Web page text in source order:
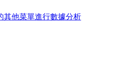
其他菜單進行數據分析